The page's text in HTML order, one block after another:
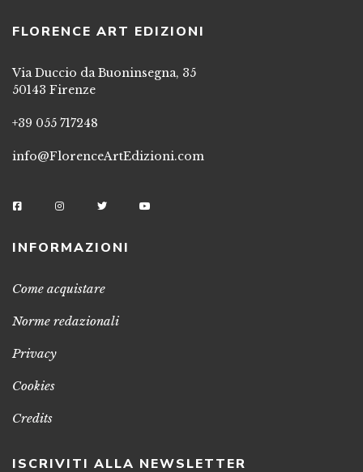
FLORENCE ART EDIZIONI
Via Duccio da Buoninsegna, 35
50143 Firenze
+39 055 717248
info@FlorenceArtEdizioni.com
INFORMAZIONI
Come acquistare
Norme redazionali
Privacy
Cookies
Credits
ISCRIVITI ALLA NEWSLETTER